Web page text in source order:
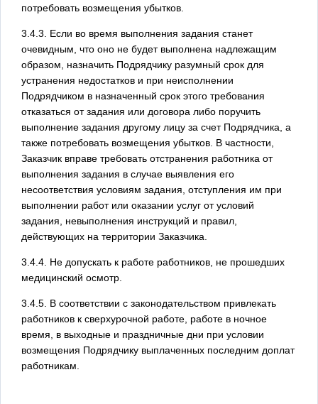
потребовать возмещения убытков.
3.4.3. Если во время выполнения задания станет
очевидным, что оно не будет выполнена надлежащим
образом, назначить Подрядчику разумный срок для
устранения недостатков и при неисполнении
Подрядчиком в назначенный срок этого требования
отказаться от задания или договора либо поручить
выполнение задания другому лицу за счет Подрядчика, а
также потребовать возмещения убытков. В частности,
Заказчик вправе требовать отстранения работника от
выполнения задания в случае выявления его
несоответствия условиям задания, отступления им при
выполнении работ или оказании услуг от условий
задания, невыполнения инструкций и правил,
действующих на территории Заказчика.
3.4.4. Не допускать к работе работников, не прошедших
медицинский осмотр.
3.4.5. В соответствии с законодательством привлекать
работников к сверхурочной работе, работе в ночное
время, в выходные и праздничные дни при условии
возмещения Подрядчику выплаченных последним доплат
работникам.